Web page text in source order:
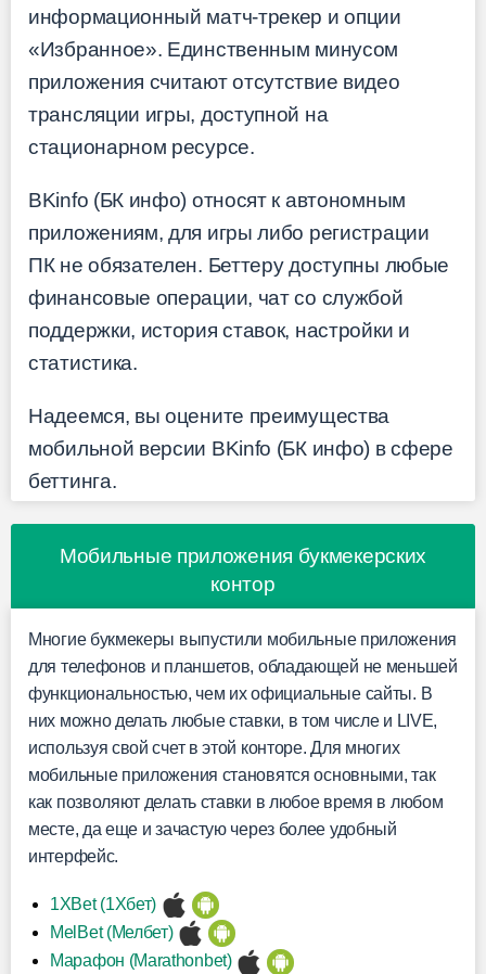
информационный матч-трекер и опции
«Избранное». Единственным минусом
приложения считают отсутствие видео
трансляции игры, доступной на
стационарном ресурсе.
BKinfo (БК инфо) относят к автономным
приложениям, для игры либо регистрации
ПК не обязателен. Беттеру доступны любые
финансовые операции, чат со службой
поддержки, история ставок, настройки и
статистика.
Надеемся, вы оцените преимущества
мобильной версии BKinfo (БК инфо) в сфере
беттинга.
Мобильные приложения букмекерских
контор
Многие букмекеры выпустили мобильные приложения
для телефонов и планшетов, обладающей не меньшей
функциональностью, чем их официальные сайты. В
них можно делать любые ставки, в том числе и LIVE,
используя свой счет в этой конторе. Для многих
мобильные приложения становятся основными, так
как позволяют делать ставки в любое время в любом
месте, да еще и зачастую через более удобный
интерфейс.
1XBet (1Хбет)
MelBet (Мелбет)
Марафон (Marathonbet)